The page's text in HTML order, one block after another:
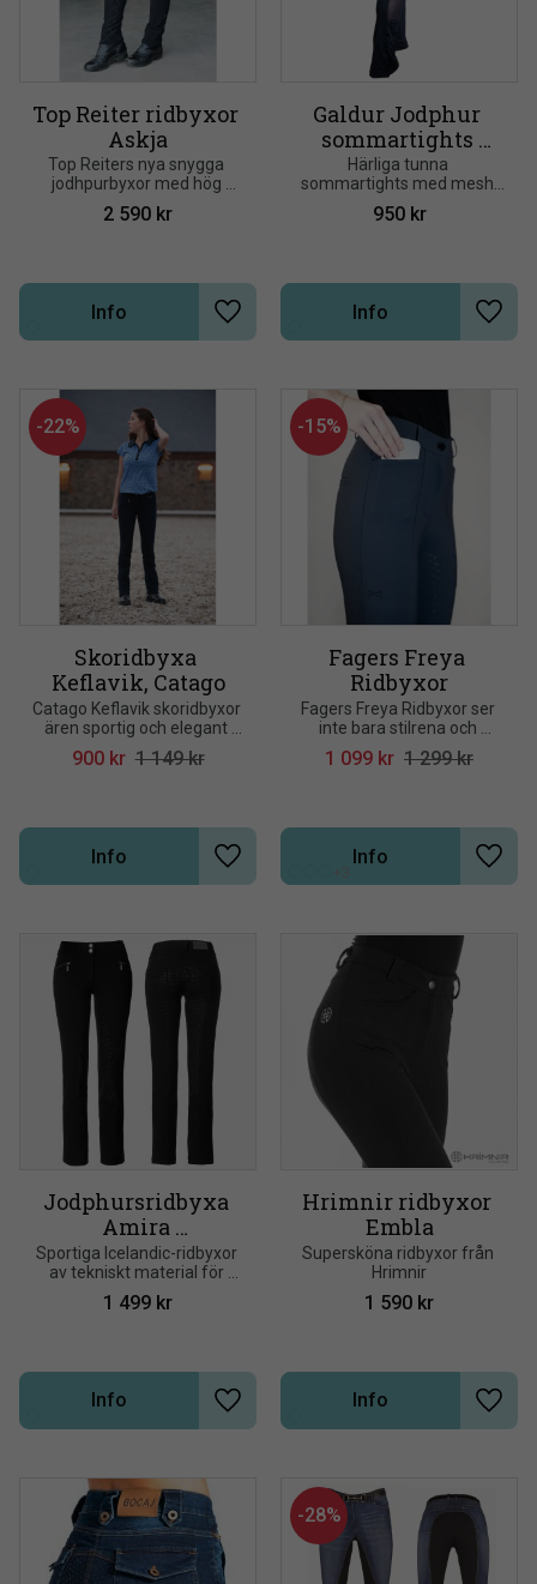
Top Reiter ridbyxor
Askja
Top Reiters nya snygga
jodhpurbyxor med hög
midja och fyrvägsstretch
2 590 kr
Lägg till i önskelista
Info
Galdur Jodphur
sommartights
Karlslund
Härliga tunna
sommartights med mesh
längs benet för extra
ventilation
950kr
Lägg
Info
Skoridbyxa
Keflavik, Catago
Catago Keflavik skoridbyxor
ären sportig och elegant
ridbyxa
900kr 1 149kr
22%
Lägg till i önskelista
Info
Fagers Freya
Ridbyxor
Fagers Freya Ridbyxor ser
inte bara stilrena och
snygga ut, utan är också
väldigt bekväma
1 099 kr 1 299kr
15%
Lägg
Info
Jodphursridbyxa
Amira
Mountainhorse
silikonskodd
Sportiga Icelandic-ridbyxor
av tekniskt material för
bästa komfort. Stretchigt
och lätt material
1 499 kr
Lägg till i önskelista
Info
Hrimnir ridbyxor
Embla
Supersköna ridbyxor från
Hrimnir
1 590 kr
Lägg
Info
28%